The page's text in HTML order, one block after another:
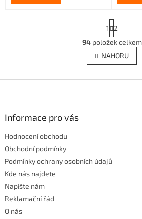
O
v
l
d
y
S
t
r
á
n
k
v
1
2
94položek celkem
NAHORU
Informace pro vás
Hodnocení obchodu
Obchodní podmínky
Podmínky ochrany osobních údajů
Kde nás najdete
Napište nám
Reklamační řád
O nás